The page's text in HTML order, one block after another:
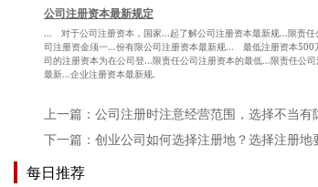
公司注册资本最新规定
... 对于公司注册资本，国家...起了解公司注册资本最新规...限责
司注册资金须一...份有限公司注册资本最新规... 最低注册资本
司的注册资本为在公司登...限责任公司注册资本的最低...限责任
最新...企业注册资本最新规.
上一篇： 公司注册时注意经营范围，选择不当有
下一篇： 创业公司如何选择注册地？选择注册地
每日推荐